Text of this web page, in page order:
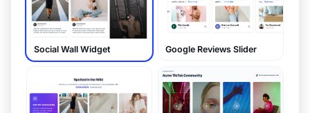
Social Wall Widget Google Reviews Slider